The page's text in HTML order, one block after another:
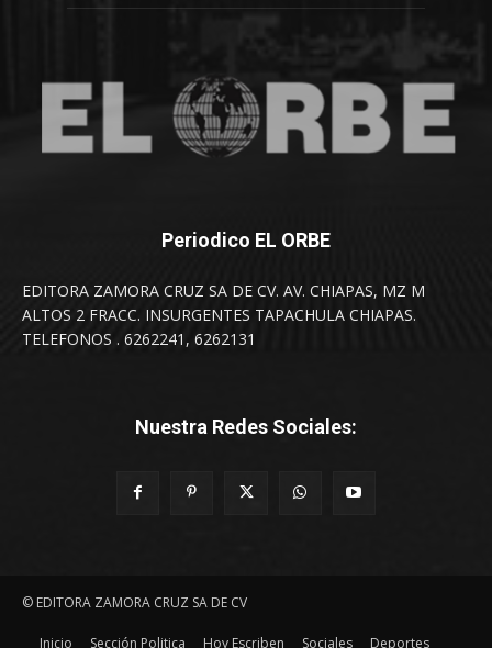
Periodico EL ORBE
EDITORA ZAMORA CRUZ SA DE CV. AV. CHIAPAS, MZ M
ALTOS 2 FRACC. INSURGENTES TAPACHULA CHIAPAS.
TELEFONOS . 6262241, 6262131
Nuestra Redes Sociales:
© EDITORA ZAMORA CRUZ SA DE CV
Inicio Sección Politica Hoy Escriben Sociales Deportes